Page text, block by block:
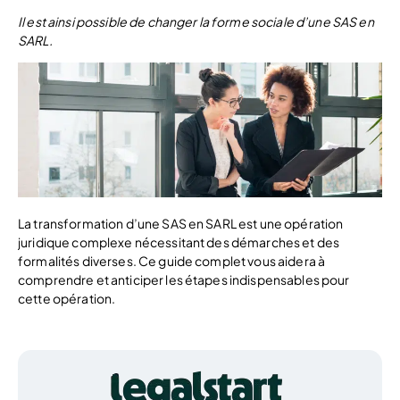
Il est ainsi possible de changer la forme sociale d’une SAS en
SARL.
La transformation d’une SAS en SARL est une opération
juridique complexe nécessitant des démarches et des
formalités diverses. Ce guide complet vous aidera à
comprendre et anticiper les étapes indispensables pour
cette opération.